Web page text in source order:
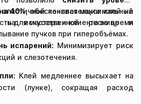
40%, обеспечивая максимальный
для мастера и клиента во время
консистенции клей не
на искусственной реснице и
пучков при гиперобъёмах.
испарений: Минимизирует риск
и слезотечения.
Клей медленнее высыхает на
(лунке), сокращая расход